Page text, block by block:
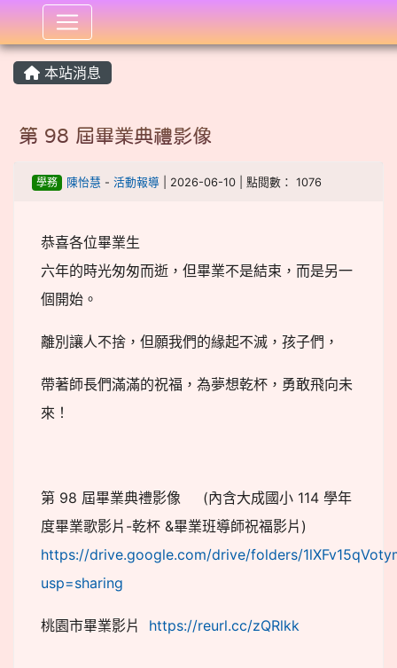
:::
本站消息
第 98 屆畢業典禮影像
學務 陳怡慧 - 活動報導| 2026-06-10 | 點閱數： 1076
恭喜各位畢業生
六年的時光匆匆而逝，但畢業不是結束，而是另一
個開始。
離別讓人不捨，但願我們的緣起不滅，孩子們，
帶著師長們滿滿的祝福，為夢想乾杯，勇敢飛向未
來！
第 98 屆畢業典禮影像 (內含大成國小 114 學年
度畢業歌影片-乾杯 &畢業班導師祝福影片)
https://drive.google.com/drive/folders/
usp=sharing
桃園市畢業影片 https://reurl.cc/zQRlkk